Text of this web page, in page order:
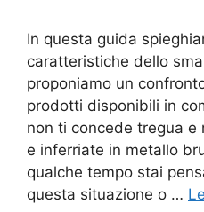
In questa guida
caratteristiche dello
proponiamo un
prodotti disponibili in
non ti concede tregua e
e inferriate in metallo
qualche tempo stai
questa situazione o …